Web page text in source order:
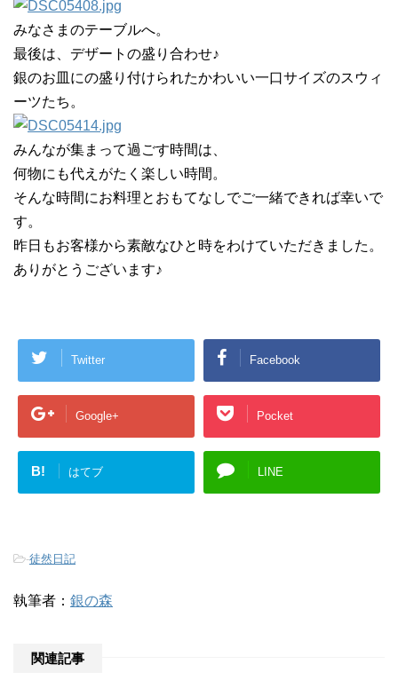
みなさまのテーブルへ。
最後は、デザートの盛り合わせ♪
銀のお皿にの盛り付けられたかわいい一口サイズのスウィ
ーツたち。
みんなが集まって過ごす時間は、
何物にも代えがたく楽しい時間。
そんな時間にお料理とおもてなしでご一緒できれば幸いで
す。
昨日もお客様から素敵なひと時をわけていただきました。
ありがとうございます♪
Twitter Facebook
Google+ Pocket
B! はてブ LINE
-徒然日記
執筆者： 銀の森
関連記事